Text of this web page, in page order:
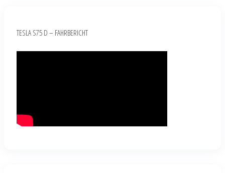
TESLA S75 D – FAHRBERICHT